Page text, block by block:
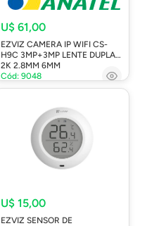
U$ 61,00
EZVIZ CAMERA IP WIFI CS-
H9C 3MP+3MP LENTE DUPLA
2K 2.8MM 6MM
Cód: 9048
U$ 15,00
EZVIZ SENSOR DE